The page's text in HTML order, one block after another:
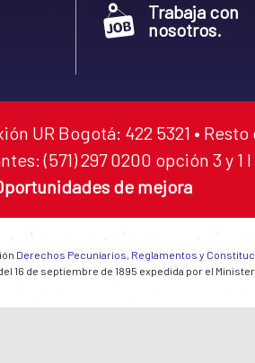
Trabaja con
nosotros.
UR Bogotá: 422 5321 • Resto
(571) 297 0200 opción 3 y 1
de mejora
Derechos Pecuniarios, Reglamentos y
16 de septiembre de 1895 expedida por el